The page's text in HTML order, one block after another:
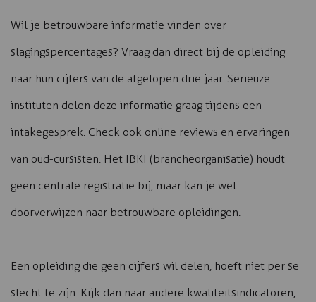
Wil je betrouwbare informatie vinden over
slagingspercentages? Vraag dan direct bij de opleiding
naar hun cijfers van de afgelopen drie jaar. Serieuze
instituten delen deze informatie graag tijdens een
intakegesprek. Check ook online reviews en ervaringen
van oud-cursisten. Het IBKI (brancheorganisatie) houdt
geen centrale registratie bij, maar kan je wel
doorverwijzen naar betrouwbare opleidingen.
Een opleiding die geen cijfers wil delen, hoeft niet per se
slecht te zijn. Kijk dan naar andere kwaliteitsindicatoren,